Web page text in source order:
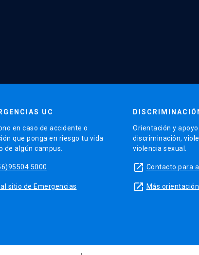
UC
en caso de accidente o
que ponga en riesgo tu vida
de algún campus.
5000
al sitio de Emergencias
Orientación y
discriminación,
violencia sexual.
launch Contacto para
launch Más orientación